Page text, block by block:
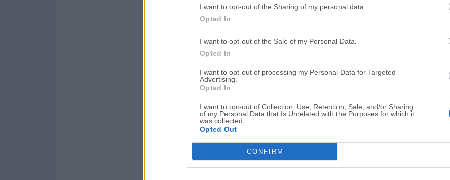
I want to opt-out of the Sharing of my personal data.
Opted In
I want to opt-out of the Sale of my Personal Data.
Opted In
I want to opt-out of processing my Personal Data for Targeted
Advertising.
Opted In
I want to opt-out of Collection, Use, Retention, Sale, and/or Sharing
of my Personal Data that Is Unrelated with the Purposes for which it
was collected.
Opted Out
CONFIRM
Opera 134.0 Build 5954.46 (64-bit)
Adobe Photoshop CC 2026 27.9.1 (64-bit)
GTA 6 for PS5 CapCut Desktop 9.1.0
PC Repair Tool 2026 Hero Wars - Online Action